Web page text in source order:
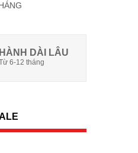
DÀI LÂU
6-12 tháng